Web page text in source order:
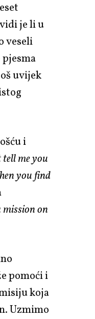
je li u
veseli
uvijek
i
me you
you find
on
pomoći i
koja
Uzmimo